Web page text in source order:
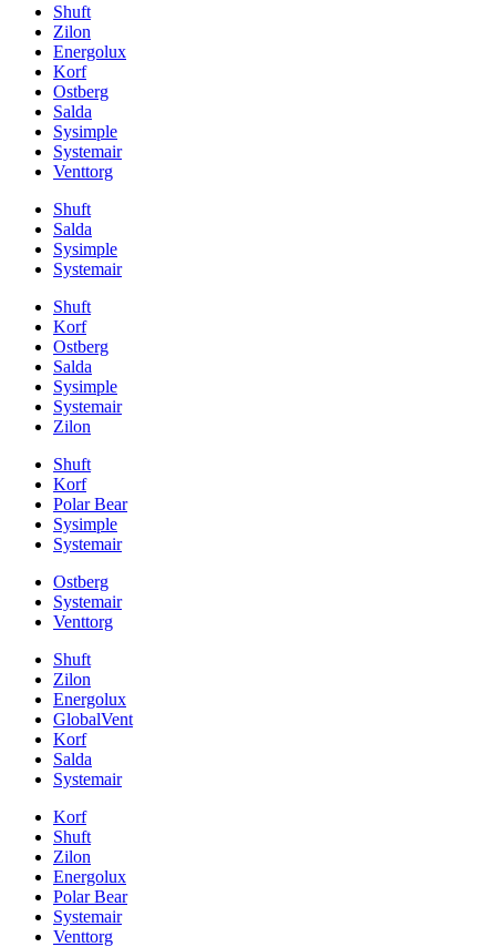
Shuft
Zilon
Energolux
Korf
Ostberg
Salda
Sysimple
Systemair
Venttorg
Shuft
Salda
Sysimple
Systemair
Shuft
Korf
Ostberg
Salda
Sysimple
Systemair
Zilon
Shuft
Korf
Polar Bear
Sysimple
Systemair
Ostberg
Systemair
Venttorg
Shuft
Zilon
Energolux
GlobalVent
Korf
Salda
Systemair
Korf
Shuft
Zilon
Energolux
Polar Bear
Systemair
Venttorg